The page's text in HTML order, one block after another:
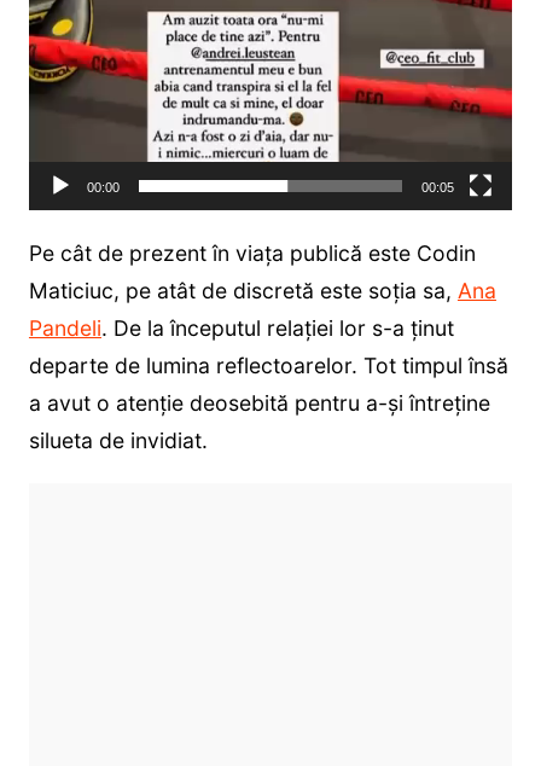
00:00 00:05
Pe cât de prezent în viața publică este Codin
Maticiuc, pe atât de discretă este soția sa, Ana
Pandeli. De la începutul relației lor s-a ținut
departe de lumina reflectoarelor. Tot timpul însă
a avut o atenție deosebită pentru a-și întreține
silueta de invidiat.